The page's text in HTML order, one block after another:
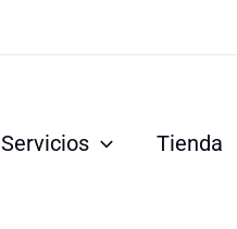
Servicios Tienda